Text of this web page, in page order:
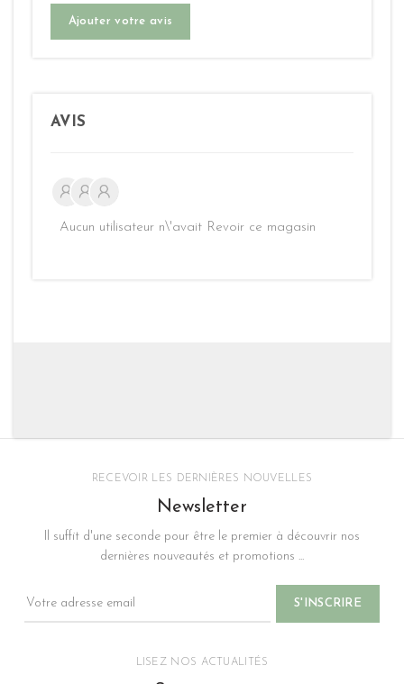
Ajouter votre avis
AVIS
Aucun utilisateur n\'avait Revoir ce magasin
RECEVOIR LES DERNIÈRES NOUVELLES
Newsletter
Il suffit d'une seconde pour être le premier à découvrir nos
dernières nouveautés et promotions ...
LISEZ NOS ACTUALITÉS